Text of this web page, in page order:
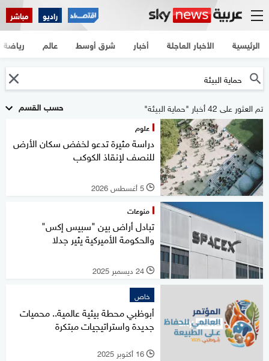
راديو مباشر
الرئيسية الأخبار العاجلة أخبار شرق أوسط عالم رياضة
حسب القسم تم العثور على 42 أخبار "حماية البيئة"
علوم
دراسة مثيرة تدعو لخفض سكان الأرض
للنصف لإنقاذ الكوكب
l 5 أغسطس 2026
منوعات
تبادل أراض بين "سبيس إكس"
والحكومة الأميركية يثير جدلا
l 24 ديسمبر 2025
خاص
أبوظبي محطة بيئية عالمية.. محميات
جديدة واستراتيجيات مبتكرة
l 16 أكتوبر 2025